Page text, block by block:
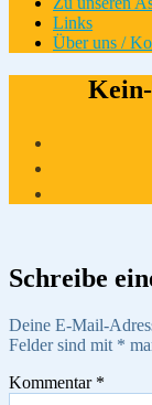
Links
Über uns /
Schreibe
Deine E-Mail-
Felder sind mit *
Kommentar *